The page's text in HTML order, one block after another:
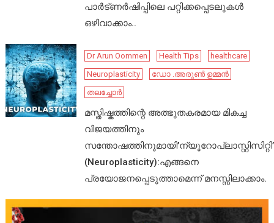
പാർട്ണർഷിപ്പിലെ പറ്റിക്കപ്പെടലുകൾ
ഒഴിവാക്കാം..
Dr Arun Oommen Health Tips
healthcare
Neuroplasticity
ഡോ .അരുൺ ഉമ്മൻ
തലച്ചോർ
മസ്തിഷ്കത്തിന്റെ അത്ഭുതകരമായ മികച്ച
വിജയത്തിനും
സന്തോഷത്തിനുമായി’ന്യൂറോപ്ലാസ്റ്റിസിറ്റി’
(Neuroplasticity):എങ്ങനെ
പ്രയോജനപ്പെടുത്താമെന്ന് മനസ്സിലാക്കാം.